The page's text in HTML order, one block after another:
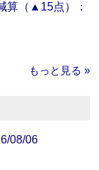
算（▲15点）：
もっと見る »
08/06